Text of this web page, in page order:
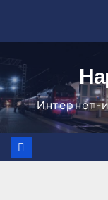
Интернет-